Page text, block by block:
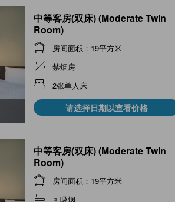
中等客房(双床) (Moderate Twin
Room)
房间面积：19平方米
禁烟房
2张单人床
请选择日期以查看价格
中等客房(双床) (Moderate Twin
Room)
房间面积：19平方米
可吸烟